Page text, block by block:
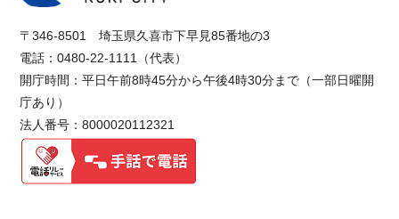
〒346-8501 埼玉県久喜市下早見85番地の3
電話：0480-22-1111（代表）
開庁時間：平日午前8時45分から午後4時30分まで（一部日曜開
庁あり）
法人番号：8000020112321